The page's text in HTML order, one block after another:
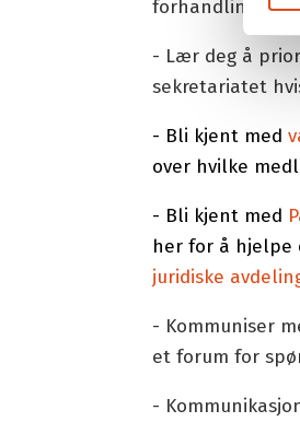
- Lær deg å
sekretariatet
- Bli kjent med
over hvilke
- Bli kjent med
her for å
juridiske
- Kommuniser
et forum for
-